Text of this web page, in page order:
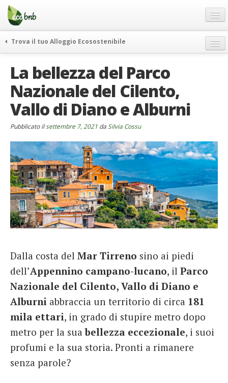
Menu
Salta
contenuto
Offerte Speciali
Regali
FAQ
Chi Siamo
Partner
Contatti
Italiano
German
English
Spanish
Italiano
Trova il tuo Alloggio Ecosostenibile
itinerari
curiosità
vivere e viaggiare verde
rassegna stampa
La bellezza del Parco
Nazionale del Cilento,
Vallo di Diano e Alburni
Pubblicato ilsettembre 7, 2021 da Silvia Cossu
Dalla costa del Mar Tirreno sino ai piedi
dell’Appennino campano-lucano, il Parco
Nazionale del Cilento, Vallo di Diano e
Alburni abbraccia un territorio di circa 181
mila ettari, in grado di stupire metro dopo
metro per la suabellezza eccezionale, i suoi
profumi e la sua storia. Pronti a rimanere
senza parole?